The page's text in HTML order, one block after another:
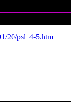
20/psl_4-5.htm